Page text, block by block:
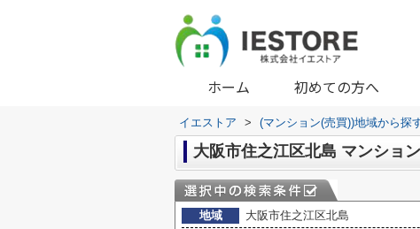
ホーム 初めての方へ
イエストア > (マンション(売買))地域から探
大阪市住之江区北島 マンショ
地域
大阪市住之江区北島